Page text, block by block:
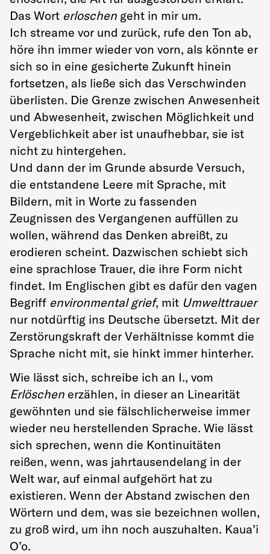
Das Wort erloschen geht in mir um.
Ich streame vor und zurück, rufe den Ton ab,
höre ihn immer wieder von vorn, als könnte er
sich so in eine gesicherte Zukunft hinein
fortsetzen, als ließe sich das Verschwinden
überlisten. Die Grenze zwischen Anwesenheit
und Abwesenheit, zwischen Möglichkeit und
Vergeblichkeit aber ist unaufhebbar, sie ist
nicht zu hintergehen.
Und dann der im Grunde absurde Versuch,
die entstandene Leere mit Sprache, mit
Bildern, mit in Worte zu fassenden
Zeugnissen des Vergangenen auffüllen zu
wollen, während das Denken abreißt, zu
erodieren scheint. Dazwischen schiebt sich
eine sprachlose Trauer, die ihre Form nicht
findet. Im Englischen gibt es dafür den vagen
Begriff environmental grief, mit Umwelttrauer
nur notdürftig ins Deutsche übersetzt. Mit der
Zerstörungskraft der Verhältnisse kommt die
Sprache nicht mit, sie hinkt immer hinterher.
Wie lässt sich, schreibe ich an I., vom
Erlöschen erzählen, in dieser an Linearität
gewöhnten und sie fälschlicherweise immer
wieder neu herstellenden Sprache. Wie lässt
sich sprechen, wenn die Kontinuitäten
reißen, wenn, was jahrtausendelang in der
Welt war, auf einmal aufgehört hat zu
existieren. Wenn der Abstand zwischen den
Wörtern und dem, was sie bezeichnen wollen,
zu groß wird, um ihn noch auszuhalten. Kaua’i
O’o.